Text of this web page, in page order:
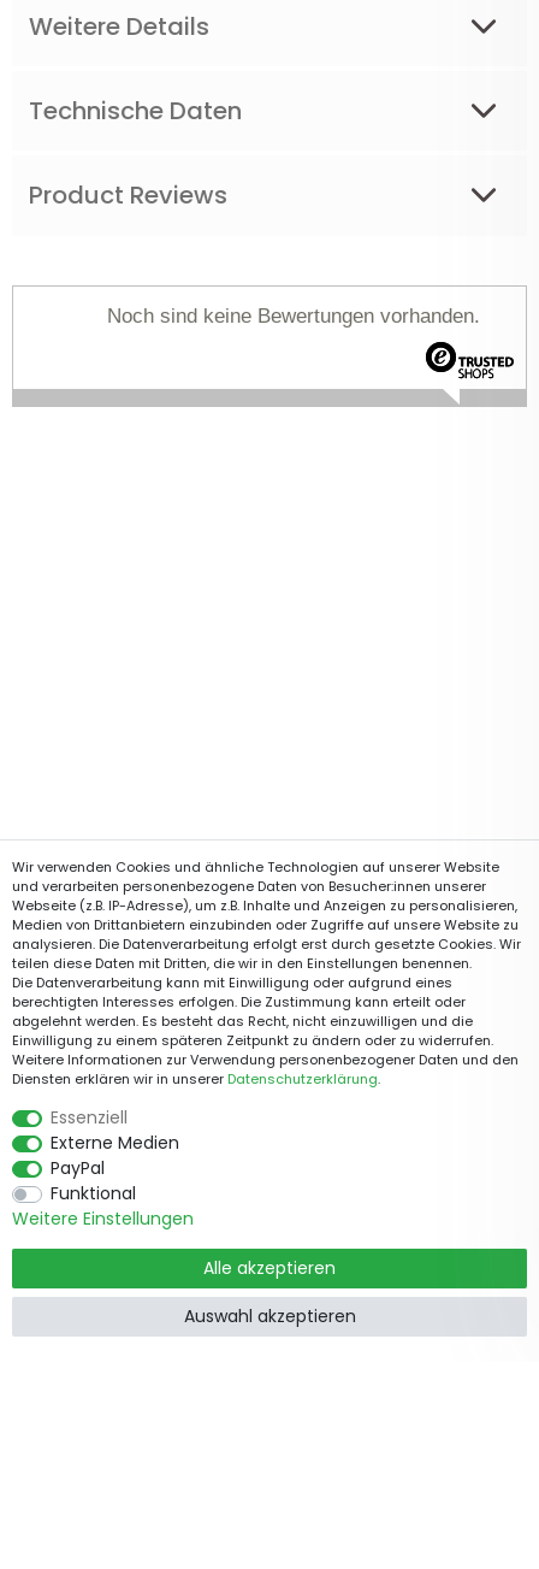
Weitere Details
Technische Daten
Product Reviews
Noch sind keine Bewertungen vorhanden.
Wir verwenden Cookies und ähnliche Technologien auf unserer Website
und verarbeiten personenbezogene Daten von Besucher:innen unserer
Webseite (z.B. IP-Adresse), um z.B. Inhalte und Anzeigen zu personalisieren,
Medien von Drittanbietern einzubinden oder Zugriffe auf unsere Website zu
analysieren. Die Datenverarbeitung erfolgt erst durch gesetzte Cookies. Wir
teilen diese Daten mit Dritten, die wir in den Einstellungen benennen.
Die Datenverarbeitung kann mit Einwilligung oder aufgrund eines
berechtigten Interesses erfolgen. Die Zustimmung kann erteilt oder
abgelehnt werden. Es besteht das Recht, nicht einzuwilligen und die
Einwilligung zu einem späteren Zeitpunkt zu ändern oder zu widerrufen.
Weitere Informationen zur Verwendung personenbezogener Daten und den
Diensten erklären wir in unserer Daten­schutz­erklärung.
Essenziell
Externe Medien
PayPal
Funktional
Weitere Einstellungen
Alle akzeptieren
Auswahl akzeptieren
Informationen